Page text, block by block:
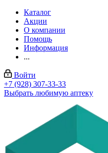
Каталог
Акции
О компании
Помощь
Информация
...
Войти
+7 (928) 307-33-33
Выбрать любимую аптеку